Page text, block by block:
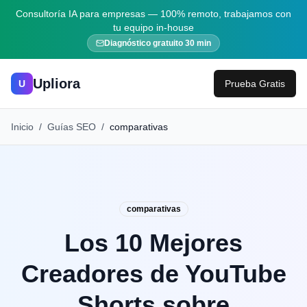
Consultoría IA para empresas — 100% remoto, trabajamos con
tu equipo in-house
Diagnóstico gratuito 30 min
U Upliora Prueba Gratis
Inicio / Guías SEO / comparativas
comparativas
Los 10 Mejores
Creadores de YouTube